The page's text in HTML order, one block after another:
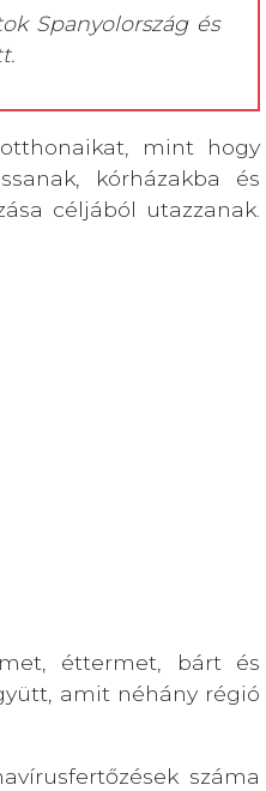
Spanyolország és
mint hogy
kórházakba és
céljából utazzanak.
éttermet, bárt és
amit néhány régió
száma